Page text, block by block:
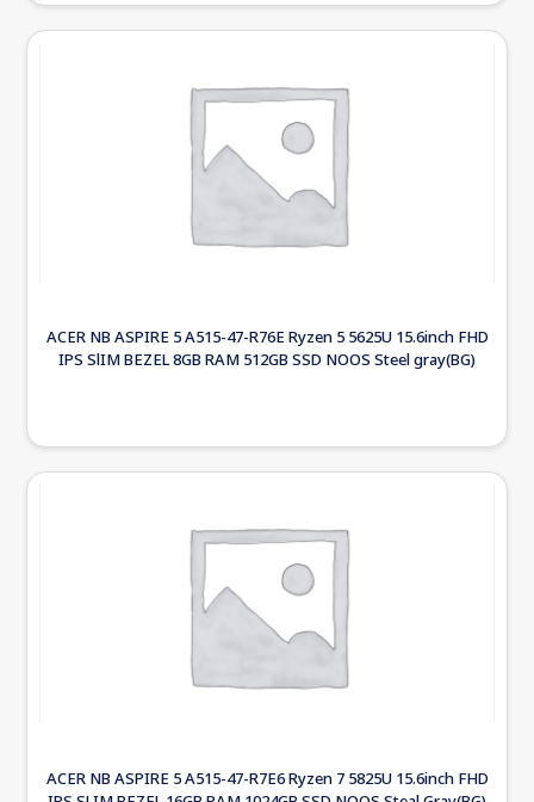
ACER NB ASPIRE 5 A515-47-R76E Ryzen 5 5625U 15.6inch FHD
IPS SlIM BEZEL 8GB RAM 512GB SSD NOOS Steel gray(BG)
ACER NB ASPIRE 5 A515-47-R7E6 Ryzen 7 5825U 15.6inch FHD